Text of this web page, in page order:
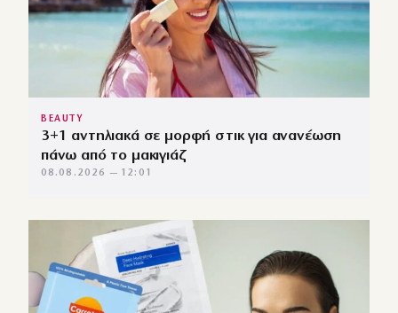
BEAUTY
3+1 αντηλιακά σε μορφή στικ για ανανέωση
πάνω από το μακιγιάζ
08.08.2026 — 12:01